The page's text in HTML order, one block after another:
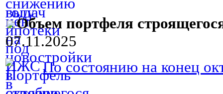
Объем портфеля
07.11.2025
По состоянию на конец